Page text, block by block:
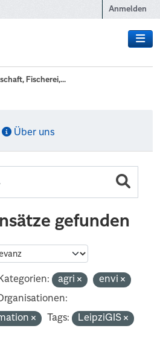
Anmelden
Fischerei,...
Über uns
gefunden
agri
envi
Tags:
LeipziGIS